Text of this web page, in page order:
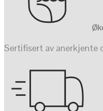
Sertifisert av anerkjente